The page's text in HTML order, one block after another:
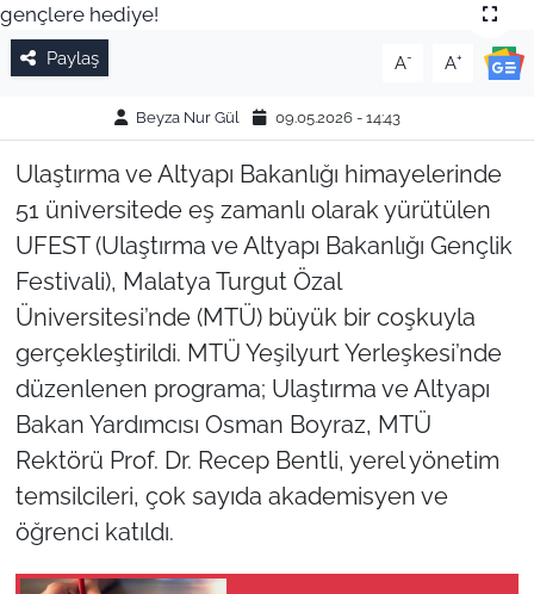
Paylaş A- A+
Beyza Nur Gül 09.05.2026 - 14:43
Ulaştırma ve Altyapı Bakanlığı himayelerinde
51 üniversitede eş zamanlı olarak yürütülen
UFEST (Ulaştırma ve Altyapı Bakanlığı Gençlik
Festivali), Malatya Turgut Özal
Üniversitesi’nde (MTÜ) büyük bir coşkuyla
gerçekleştirildi. MTÜ Yeşilyurt Yerleşkesi’nde
düzenlenen programa; Ulaştırma ve Altyapı
Bakan Yardımcısı Osman Boyraz, MTÜ
Rektörü Prof. Dr. Recep Bentli, yerel yönetim
temsilcileri, çok sayıda akademisyen ve
öğrenci katıldı.